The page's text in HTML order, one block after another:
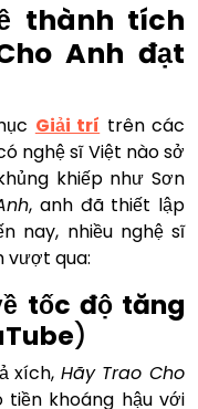
thành tích
Anh đạt
Giải trí trên các
nghệ sĩ Việt nào sở
khiếp như Sơn
, anh đã thiết lập
nay, nhiều nghệ sĩ
vượt qua:
tốc độ tăng
)
xích, Hãy Trao Cho
khoáng hậu với